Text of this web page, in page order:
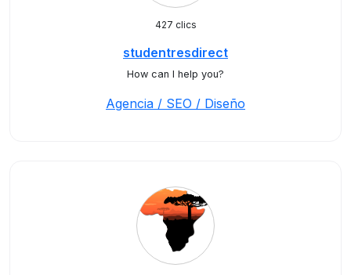
427 clics
studentresdirect
How can I help you?
Agencia / SEO / Diseño